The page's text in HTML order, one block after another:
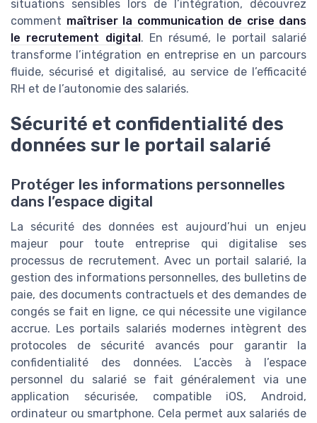
situations sensibles lors de l’intégration, découvrez
comment maîtriser la communication de crise dans
le recrutement digital. En résumé, le portail salarié
transforme l’intégration en entreprise en un parcours
fluide, sécurisé et digitalisé, au service de l’efficacité
RH et de l’autonomie des salariés.
Sécurité et confidentialité des
données sur le portail salarié
Protéger les informations personnelles
dans l’espace digital
La sécurité des données est aujourd’hui un enjeu
majeur pour toute entreprise qui digitalise ses
processus de recrutement. Avec un portail salarié, la
gestion des informations personnelles, des bulletins de
paie, des documents contractuels et des demandes de
congés se fait en ligne, ce qui nécessite une vigilance
accrue. Les portails salariés modernes intègrent des
protocoles de sécurité avancés pour garantir la
confidentialité des données. L’accès à l’espace
personnel du salarié se fait généralement via une
application sécurisée, compatible iOS, Android,
ordinateur ou smartphone. Cela permet aux salariés de